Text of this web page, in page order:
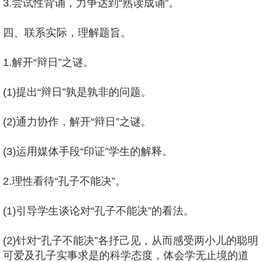
3.尝试性背诵，力争达到“熟读成诵”。
四、联系实际，理解题旨。
1.解开“辩日”之谜。
(1)提出“辩日”孰是孰非的问题。
(2)通力协作，解开“辩日”之谜。
(3)运用媒体手段“印证”学生的解释。
2.理性看待“孔子不能决”。
(1)引导学生谈论对“孔子不能决”的看法。
(2)针对“孔子不能决”各抒己见，从而感受两小儿的聪明
可爱及孔子实事求是的科学态度，体会学无止境的道